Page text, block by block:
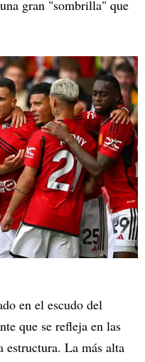
gran "sombrilla" que
en el escudo del
que se refleja en las
estructura. La más alta